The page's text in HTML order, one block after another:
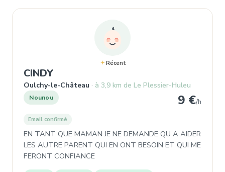
Récent
CINDY, Garde d'enfant à Oulchy-le-
Oulchy-le-Château à 3,9 km de Le Plessier-Huleu
Nounou 9 €/h
Email confirmé
EN TANT QUE MAMAN JE NE DEMANDE QU A AIDER
LES AUTRE PARENT QUI EN ONT BESOIN ET QUI ME
FERONT CONFIANCE